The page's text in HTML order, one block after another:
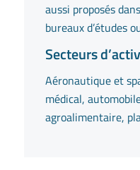
aussi proposés
bureaux d’études
Secteurs
Aéronautique et
médical,
agroalimentaire,